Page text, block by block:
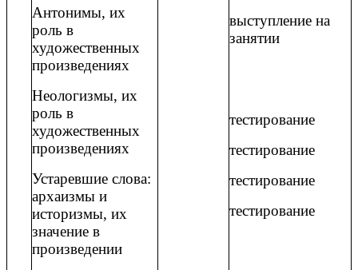
Антонимы, их
роль в
художественных
произведениях
Неологизмы, их
роль в
художественных
произведениях
Устаревшие слова:
архаизмы и
историзмы, их
значение в
произведении
выступление на
занятии
тестирование
тестирование
тестирование
тестирование